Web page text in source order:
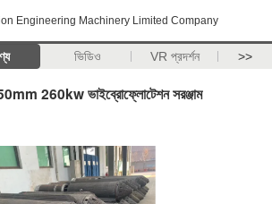
Engineering Machinery Limited Company
ভিডিও VR প্রদর্শন >>
260kw ভাইব্রোফ্লোটেশন সরঞ্জাম